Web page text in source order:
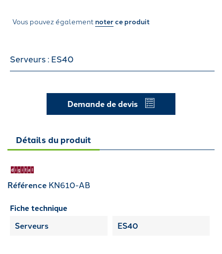
Vous pouvez également noterce produit
Serveurs : ES40
Demande de devis
Détails du produit
Référence KN610-AB
Fiche technique
Serveurs ES40